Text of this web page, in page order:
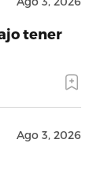
tener
Ago 3, 2026